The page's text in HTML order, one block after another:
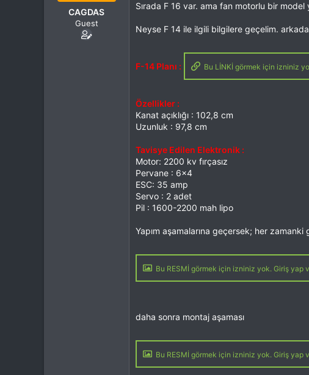
CAGDAS
Guest
Sırada F 16 var. ama fan motorlu bir
Neyse F 14 ile ilgili bilgilere geçelim.
F-14 Planı : Bu LİNKİ görmek için izniniz
Özellikler :
Kanat açıklığı : 102,8 cm
Uzunluk : 97,8 cm
Tavisye Edilen Elektronik :
Motor: 2200 kv fırçasız
Pervane : 6x4
ESC: 35 amp
Servo : 2 adet
Pil : 1600-2200 mah lipo
Yapım aşamalarına geçersek; her
Bu RESMİ görmek için izniniz yok. Giriş yap
daha sonra montaj aşaması
Bu RESMİ görmek için izniniz yok. Giriş yap